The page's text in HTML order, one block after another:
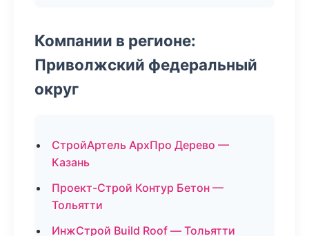
Компании в регионе:
Приволжский федеральный
округ
СтройАртель АрхПро Дерево —
Казань
Проект-Строй Контур Бетон —
Тольятти
ИнжСтрой Build Roof — Тольятти